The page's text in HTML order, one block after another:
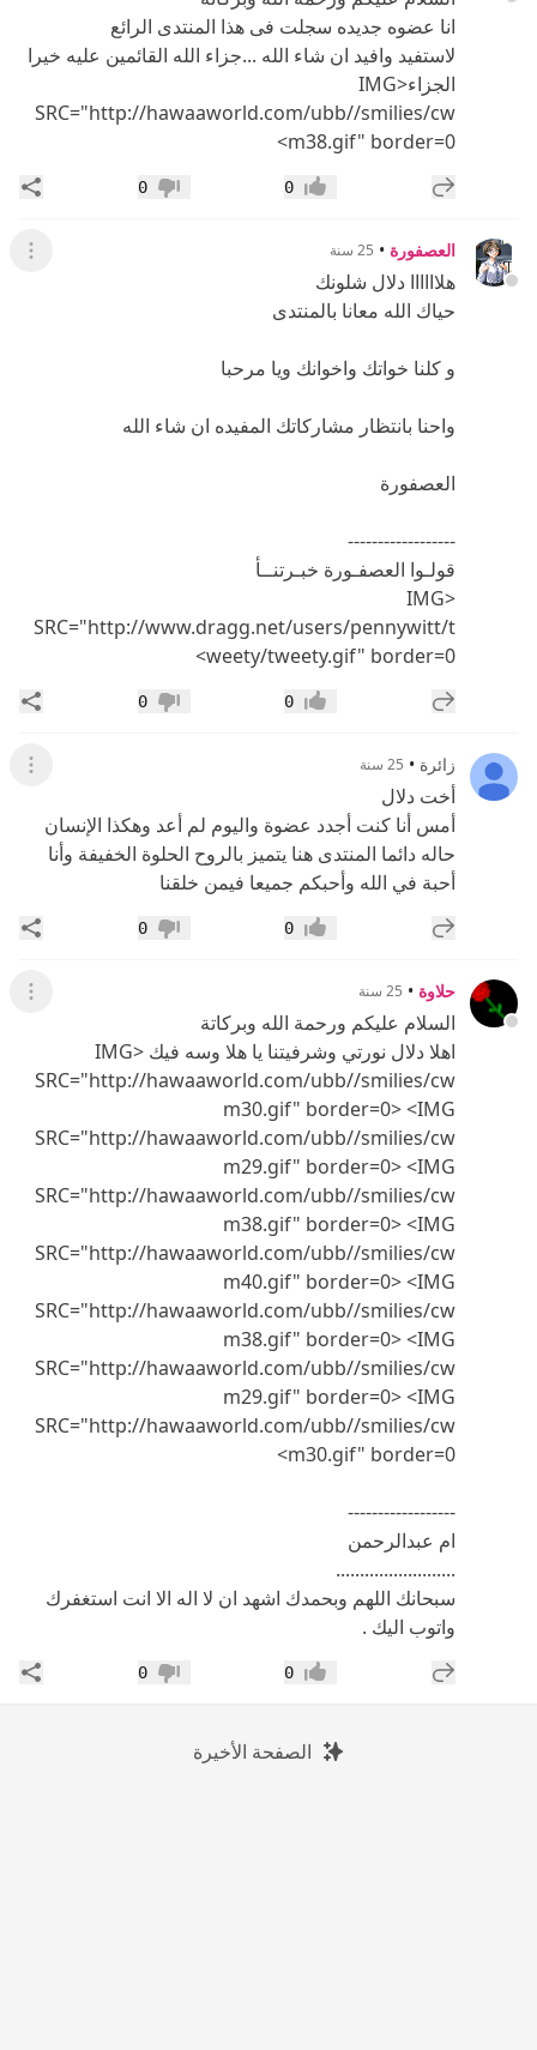
انا عضوه جديده سجلت فى هذا المنتدى الرائع
لاستفيد وافيد ان شاء الله ...جزاء الله القائمين عليه خيرا
الجزاء<IMG
SRC="http://hawaaworld.com/ubb//smilies/cw
m38.gif" border=0>
إضافة رد جديد إعجاب0 عدم إعجاب
0
العصفورة • 25 سنة عرض
هلاااااا دلال شلونك
حياك الله معانا بالمنتدى
و كلنا خواتك واخوانك ويا مرحبا
واحنا بانتظار مشاركاتك المفيده ان شاء الله
العصفورة
------------------
قولـوا العصفـورة خبـرتنــأ
<IMG
SRC="http://www.dragg.net/users/pennywitt/t
weety/tweety.gif" border=0>
إضافة رد جديد إعجاب0 عدم إعجاب
0
زائرة • 25 سنة عرض
أخت دلال
أمس أنا كنت أجدد عضوة واليوم لم أعد وهكذا الإنسان
حاله دائما المنتدى هنا يتميز بالروح الحلوة الخفيفة وأنا
أحبة في الله وأحبكم جميعا فيمن خلقنا
إضافة رد جديد إعجاب0 عدم إعجاب
0
حلاوة • 25 سنة عرض
السلام عليكم ورحمة الله وبركاتة
اهلا دلال نورتي وشرفيتنا يا هلا وسه فيك <IMG
SRC="http://hawaaworld.com/ubb//smilies/cw
m30.gif" border=0> <IMG
SRC="http://hawaaworld.com/ubb//smilies/cw
m29.gif" border=0> <IMG
SRC="http://hawaaworld.com/ubb//smilies/cw
m38.gif" border=0> <IMG
SRC="http://hawaaworld.com/ubb//smilies/cw
m40.gif" border=0> <IMG
SRC="http://hawaaworld.com/ubb//smilies/cw
m38.gif" border=0> <IMG
SRC="http://hawaaworld.com/ubb//smilies/cw
m29.gif" border=0> <IMG
SRC="http://hawaaworld.com/ubb//smilies/cw
m30.gif" border=0>
------------------
ام عبدالرحمن
.........................
سبحانك اللهم وبحمدك اشهد ان لا اله الا انت استغفرك
واتوب اليك .
إضافة رد جديد إعجاب0 عدم إعجاب
0
الصفحة الأخيرة